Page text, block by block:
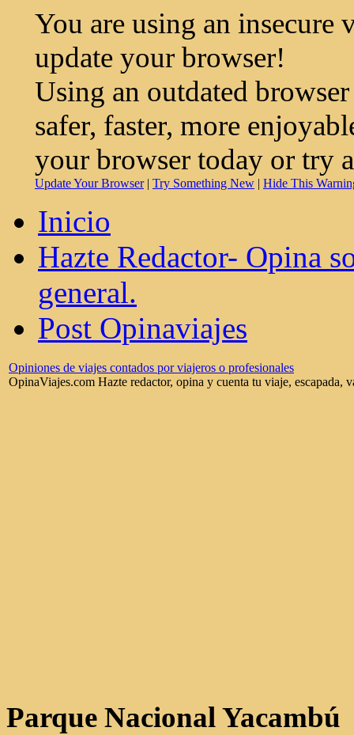
You are using an insecure
update your browser!
Using an outdated
safer, faster, more
your browser today or try
Update Your Browser| Try Something New | Hide This
Inicio
Hazte Redactor- Opina
general.
Post Opinaviajes
Opiniones de viajes contados por viajeros o profesionales
OpinaViajes.com Hazte redactor, opina y cuenta tu viaje, escapada,
Parque Nacional Yacambú